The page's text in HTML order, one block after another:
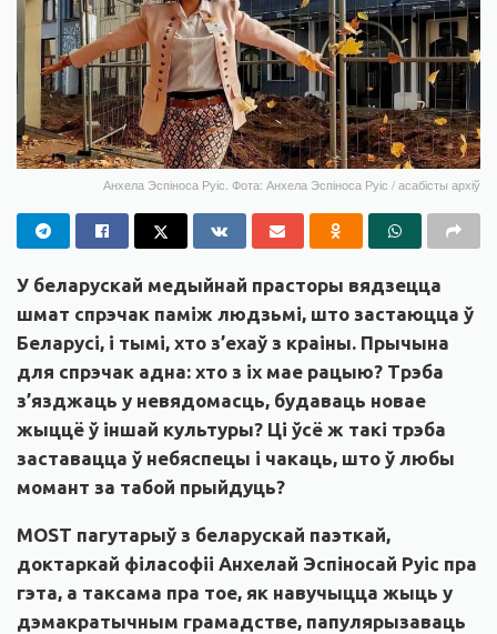
Анхела Эспіноса Руіс. Фота: Анхела Эспіноса Руіс / асабісты архіў
У беларускай медыйнай прасторы вядзецца
шмат спрэчак паміж людзьмі, што застаюцца ў
Беларусі, і тымі, хто з’ехаў з краіны. Прычына
для спрэчак адна: хто з іх мае рацыю? Трэба
з’язджаць у невядомасць, будаваць новае
жыццё ў іншай культуры? Ці ўсё ж такі трэба
заставацца ў небяспецы і чакаць, што ў любы
момант за табой прыйдуць?
MOST пагутарыў з беларускай паэткай,
доктаркай філасофіі Анхелай Эспіносай Руіс пра
гэта, а таксама пра тое, як навучыцца жыць у
дэмакратычным грамадстве, папулярызаваць